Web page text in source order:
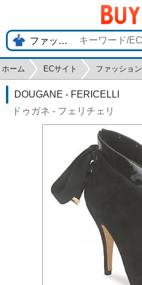
ホーム ECサイト ファッション
DOUGANE - FERICELLI
ドゥガネ - フェリチェリ